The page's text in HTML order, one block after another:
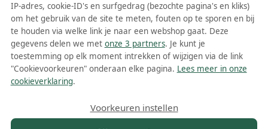
Wis filters Alle filters
Love Moschino damesschoenen
Bent je op zoek naar een stijlvolle en modieuze toevoeging aan je
garderobe? Love Moschino damesschoenen zijn precies wat je
kleurrijke ontwerpen, heeft een brede collectie damesschoenen die
perfect passen bij elke gelegenheid en stijl. In het assortiment vind
IP-adres, cookie-ID's en surfgedrag (bezochte pagina's en kliks)
om het gebruik van de site te meten, fouten op te sporen en bij
te houden via welke link je naar een webshop gaat. Deze
gegevens delen we met onze 3 partners. Je kunt je
toestemming op elk moment intrekken of wijzigen via de link
"Cookievoorkeuren" onderaan elke pagina. Lees meer in onze
cookieverklaring.
Voorkeuren instellen